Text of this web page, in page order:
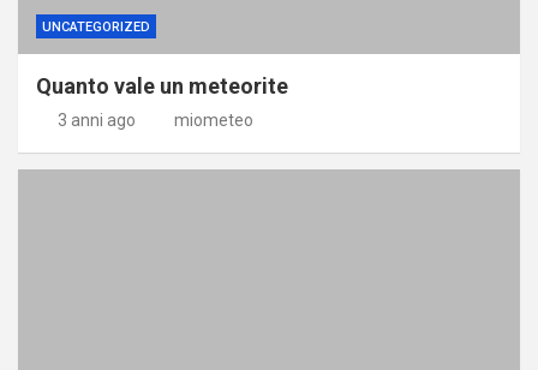
UNCATEGORIZED
Quanto vale un meteorite
3 anni ago miometeo